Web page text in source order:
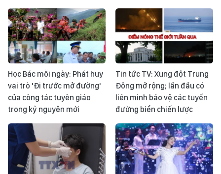
Học Bác mỗi ngày: Phát huy
vai trò 'Đi trước mở đường'
của công tác tuyên giáo
trong kỷ nguyên mới
Tin tức TV: Xung đột Trung
Đông mở rộng; lần đầu có
liên minh bảo vệ các tuyến
đường biển chiến lược